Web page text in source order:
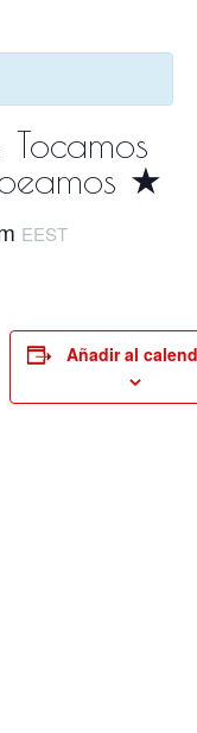
★
EEST
Añadir al